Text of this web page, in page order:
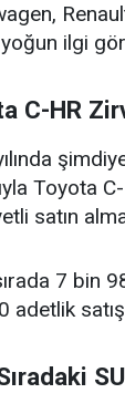
ilgi
C-HR
Toyota
satın
7 bin
adetlik